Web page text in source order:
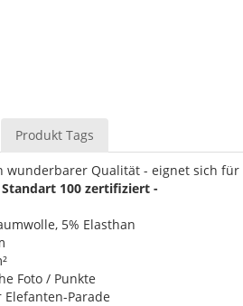
Produkt Tags
wunderbarer Qualität - eignet sich
Standart 100 zertifiziert -
5% Elasthan
Foto / Punkte
Elefanten-Parade